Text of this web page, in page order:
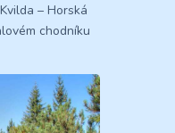
– Horská
chodníku